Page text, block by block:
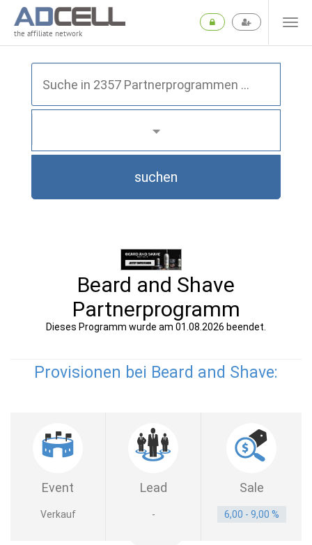
the affiliate network
suchen
Beard and Shave
Partnerprogramm
Dieses Programm wurde am 01.08.2026 beendet.
Provisionen bei Beard and Shave:
Event Lead Sale
Verkauf - 6,00 - 9,00 %